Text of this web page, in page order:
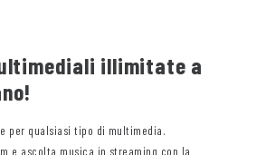
illimitate a
per qualsiasi tipo di multimedia.
e ascolta musica in streaming con la